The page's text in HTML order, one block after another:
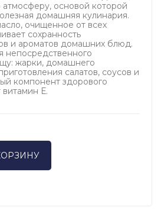
основой которой
домашняя кулинария.
очищенное от всех
сохранность
и ароматов домашних блюд.
непосредственного
жарки, домашнего
салатов, соусов и
компонент здорового
Е.